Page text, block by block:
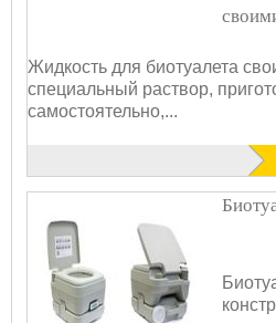
Жидкость для биотуалета
специальный раствор,
самостоятельно,...